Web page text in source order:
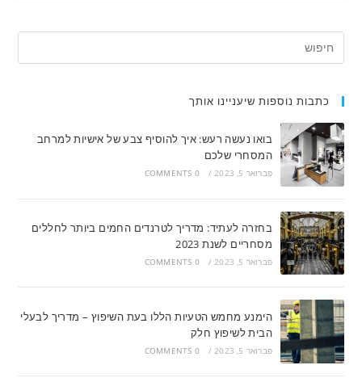
כתבות נוספות שיעניינו אותך
בואו נעשה רעש: איך להוסיף צבע של אישיות למרחב
המסחרי שלכם
פברואר 5, 2023 /
0 COMMENTS
בחזרה לעתיד: מדריך לטרנדים החמים ביותר לחללים
מסחריים לשנת 2023
פברואר 5, 2023 /
0 COMMENTS
הימנע מחמש הטעיות הללו בעת השיפוץ – מדריך לבעלי
הבית לשיפוץ חלק
פברואר 5, 2023 /
0 COMMENTS